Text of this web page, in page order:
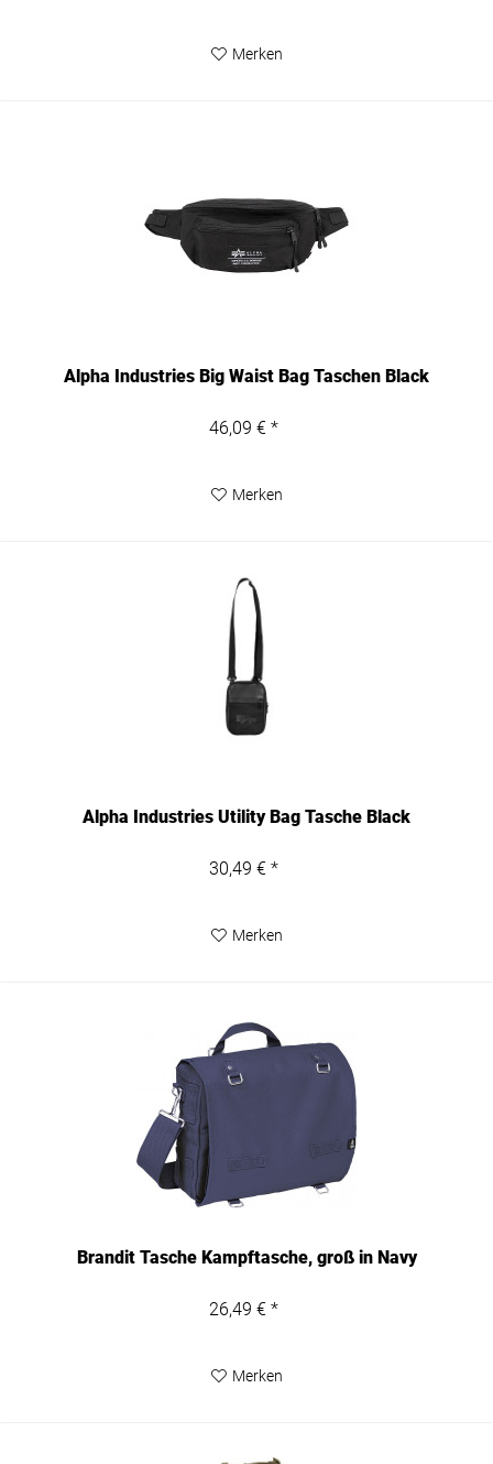
Merken
Alpha Industries Big Waist Bag Taschen Black
46,09 € *
Merken
Alpha Industries Utility Bag Tasche Black
30,49 € *
Merken
Brandit Tasche Kampftasche, groß in Navy
26,49 € *
Merken